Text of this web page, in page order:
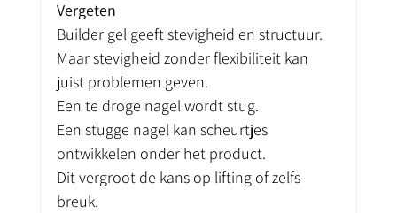
Vergeten
Builder gel geeft stevigheid en structuur.
Maar stevigheid zonder flexibiliteit kan
juist problemen geven.
Een te droge nagel wordt stug.
Een stugge nagel kan scheurtjes
ontwikkelen onder het product.
Dit vergroot de kans op lifting of zelfs
breuk.